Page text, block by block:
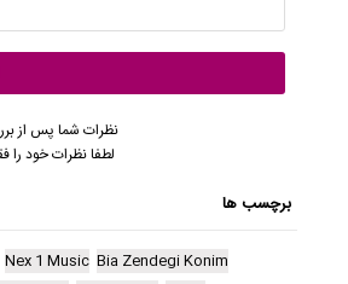
نظرات شما پس از
لطفا نظرات خود را
برچسب ها
Bia Zendegi Konim
Nex 1 Music